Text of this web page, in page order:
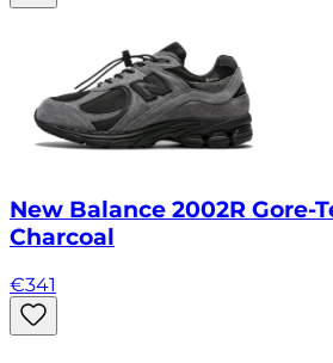
New Balance 2002R Gore-
Charcoal
€341